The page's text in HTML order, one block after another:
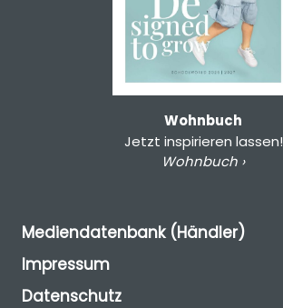
Wohnbuch
Jetzt inspirieren lassen!
Wohnbuch ›
Mediendatenbank (Händler)
Impressum
Datenschutz